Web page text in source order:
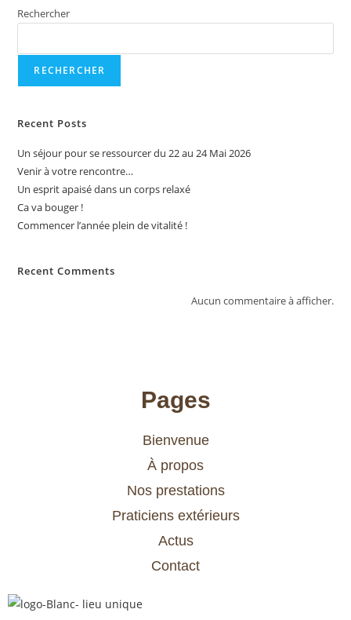
Rechercher
RECHERCHER
Recent Posts
Un séjour pour se ressourcer du 22 au 24 Mai 2026
Venir à votre rencontre…
Un esprit apaisé dans un corps relaxé
Ca va bouger !
Commencer l’année plein de vitalité !
Recent Comments
Aucun commentaire à afficher.
Pages
Bienvenue
À propos
Nos prestations
Praticiens extérieurs
Actus
Contact